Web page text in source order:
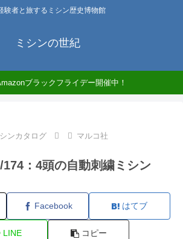
験者と旅するミシン歴史博物館
ミシンの世紀
ブラックフライデー開催中！
ンカタログ マルコ社
：4頭の自動刺繍ミシン
Facebook はてブ
LINE コピー